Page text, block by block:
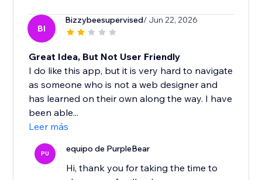
BI
Bizzybeesupervised/ Jun 22, 2026
Great Idea, But Not User Friendly
I do like this app, but it is very hard to navigate
as someone who is not a web designer and
has learned on their own along the way. I have
been able...
Leer más
PU equipo de PurpleBear
Hi, thank you for taking the time to